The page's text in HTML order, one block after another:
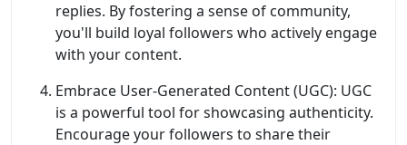
replies. By fostering a sense of community,
you'll build loyal followers who actively engage
with your content.
Embrace User-Generated Content (UGC): UGC
is a powerful tool for showcasing authenticity.
Encourage your followers to share their